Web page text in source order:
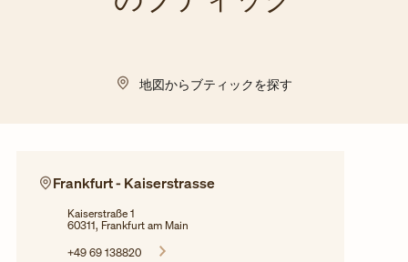
地図からブティックを探す
Frankfurt - Kaiserstrasse
Kaiserstraße 1
60311, Frankfurt am Main
+49 69 138820